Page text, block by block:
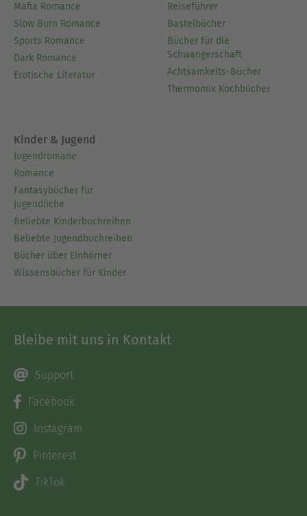
Mafia Romance
Slow Burn Romance
Sports Romance
Dark Romance
Erotische Literatur
Reiseführer
Bastelbücher
Bücher für die
Schwangerschaft
Achtsamkeits-Bücher
Thermomix Kochbücher
Kinder & Jugend
Jugendromane
Romance
Fantasybücher für
Jugendliche
Beliebte Kinderbuchreihen
Beliebte Jugendbuchreihen
Bücher über Einhörner
Wissensbücher für Kinder
Bleibe mit uns in Kontakt
Support
Facebook
Instagram
Pinterest
TikTok